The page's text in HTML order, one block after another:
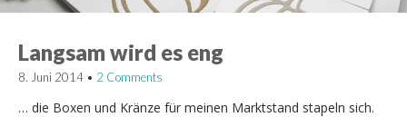
Langsam wird es eng
8. Juni 2014 • 2 Comments
… die Boxen und Kränze für meinen Marktstand stapeln sich.